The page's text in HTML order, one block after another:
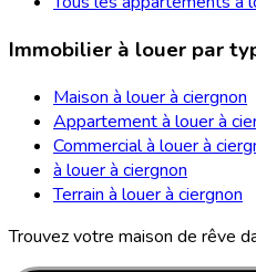
Immobilier à louer par
Maison à louer à ciergnon
Appartement à louer à
Commercial à louer à
à louer à ciergnon
Terrain à louer à ciergnon
Trouvez votre maison de rêve